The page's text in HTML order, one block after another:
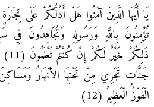
تُؤْمِنُونَ بِاللَّهِ وَرَسُولِهِ وَتُجَاهِدُونَ فِي
جَنَّاتٍ تَجْرِي مِنْ تَحْتِهَا الأنْهَارُ
الْفَوْزُ الْعَظِيمُ (12)